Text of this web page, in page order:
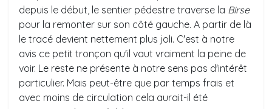
depuis le début, le sentier pédestre traverse la Birse
pour la remonter sur son côté gauche. A partir de là
le tracé devient nettement plus joli. C'est à notre
avis ce petit tronçon qu'il vaut vraiment la peine de
voir. Le reste ne présente à notre sens pas d'intérêt
particulier. Mais peut-être que par temps frais et
avec moins de circulation cela aurait-il été